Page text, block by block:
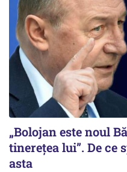
„Bolojan este noul
tinerețea lui”. De ce
asta